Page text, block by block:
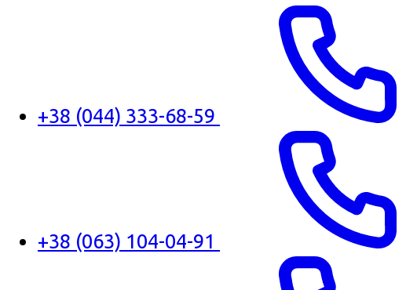
+38 (044) 333-68-59
+38 (063) 104-04-91